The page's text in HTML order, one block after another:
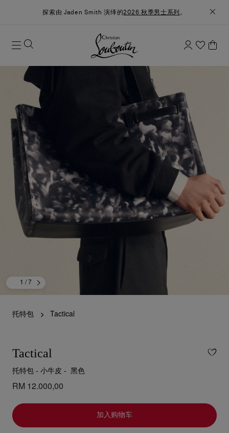
探索由 Jaden Smith 演绎的2026 秋季男士系列 。
1 / 7
托特包 Tactical
Tactical
托特包 - 小牛皮 - 黑色
RM 12.000,00
加入购物车